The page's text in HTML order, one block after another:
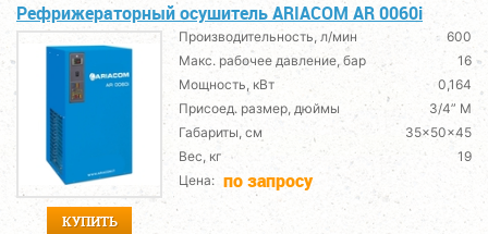
Рефрижераторный осушитель ARIACOM AR 0060i
КУПИТЬ
Производительность, л/мин
600
Макс. рабочее давление, бар
16
Мощность, кВт
0,164
Присоед. размер, дюймы
3/4” M
Габариты, см
35x50x45
Вес, кг
19
Цена: по запросу